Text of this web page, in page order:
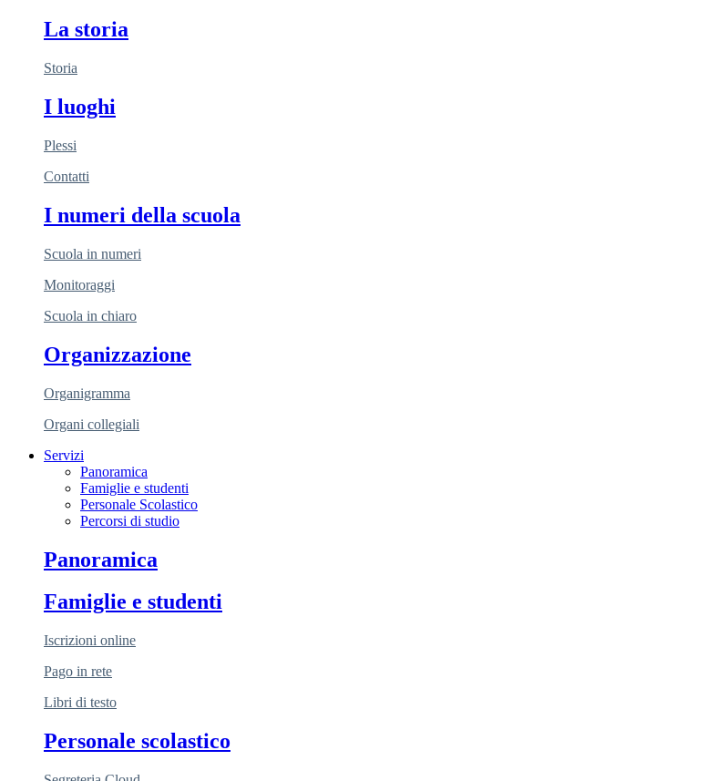
La storia
Storia
I luoghi
Plessi
Contatti
I numeri della scuola
Scuola in numeri
Monitoraggi
Scuola in chiaro
Organizzazione
Organigramma
Organi collegiali
Servizi
Panoramica
Famiglie e studenti
Personale Scolastico
Percorsi di studio
Panoramica
Famiglie e studenti
Iscrizioni online
Pago in rete
Libri di testo
Personale scolastico